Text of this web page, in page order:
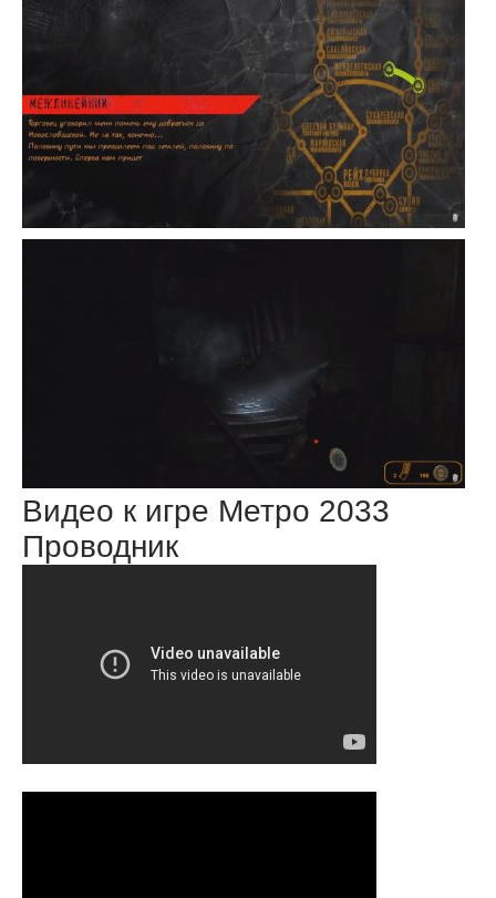
Видео к игре Метро 2033
Проводник